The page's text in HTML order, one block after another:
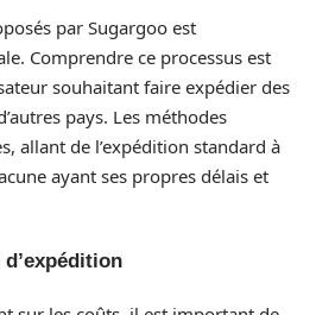
par Sugargoo est
Comprendre ce processus est
souhaitant faire expédier des
pays. Les méthodes
allant de l’expédition standard à
ayant ses propres délais et